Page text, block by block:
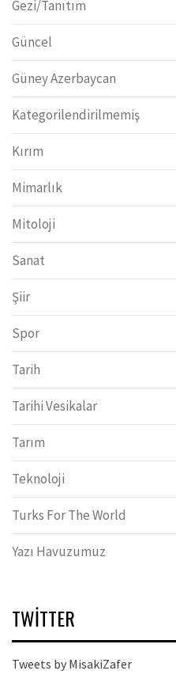
Gezi/Tanıtım
Güncel
Güney Azerbaycan
Kategorilendirilmemiş
Kırım
Mimarlık
Mitoloji
Sanat
Şiir
Spor
Tarih
Tarihi Vesikalar
Tarım
Teknoloji
Turks For The World
Yazı Havuzumuz
TWITTER
Tweets by MisakiZafer